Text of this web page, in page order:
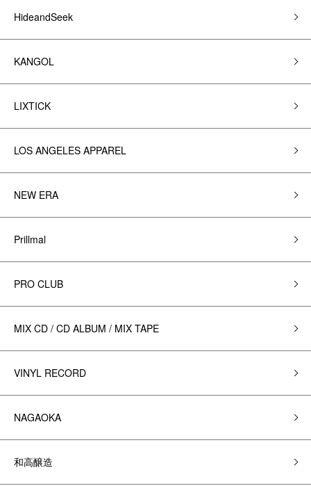
HideandSeek
KANGOL
LIXTICK
LOS ANGELES APPAREL
NEW ERA
Prillmal
PRO CLUB
MIX CD / CD ALBUM / MIX TAPE
VINYL RECORD
NAGAOKA
和高醸造